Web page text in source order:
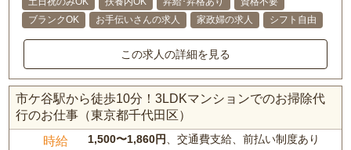
ブランクOK
お手伝いさんの求人 家政婦の求人 シフト自由
この求人の詳細を見る
市ケ谷駅から徒歩10分！3LDKマンションでのお掃除代
行のお仕事（東京都千代田区）
時給 1,500〜1,860円、交通費支給、前払い制度あり